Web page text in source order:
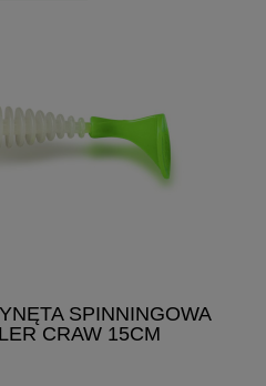
SPINNINGOWA
CRAW 15CM